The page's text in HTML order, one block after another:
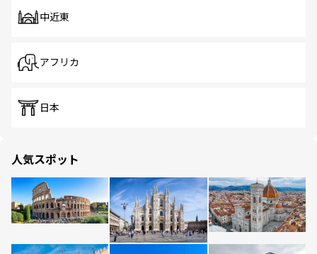
中近東
アフリカ
日本
人気スポット